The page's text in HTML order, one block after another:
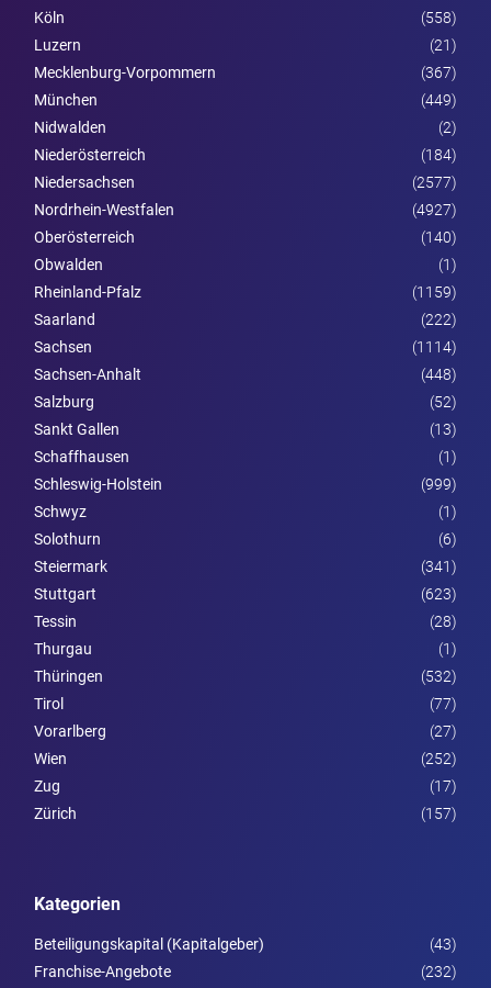
Köln
(558)
Luzern
(21)
Mecklenburg-Vorpommern
(367)
München
(449)
Nidwalden
(2)
Nieder­österreich
(184)
Niedersachsen
(2577)
Nordrhein-Westfalen
(4927)
Ober­österreich
(140)
Obwalden
(1)
Rheinland-Pfalz
(1159)
Saarland
(222)
Sachsen
(1114)
Sachsen-Anhalt
(448)
Salzburg
(52)
Sankt Gallen
(13)
Schaffhausen
(1)
Schleswig-Holstein
(999)
Schwyz
(1)
Solothurn
(6)
Steier­mark
(341)
Stuttgart
(623)
Tessin
(28)
Thurgau
(1)
Thüringen
(532)
Tirol
(77)
Vorarl­berg
(27)
Wien
(252)
Zug
(17)
Zürich
(157)
Kategorien
Beteiligungskapital (Kapitalgeber)
(43)
Franchise-Angebote
(232)